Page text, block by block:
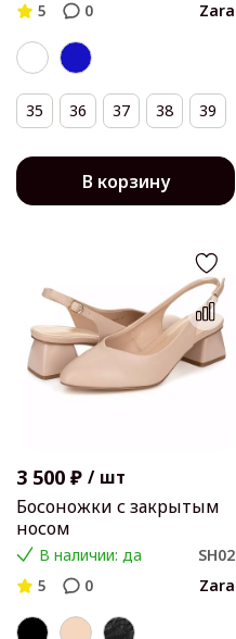
5
0 Zara
35 36 37 38 39
В корзину
3 500 ₽ / шт
Босоножки с закрытым
носом
В наличии: да
SH02
5
0 Zara